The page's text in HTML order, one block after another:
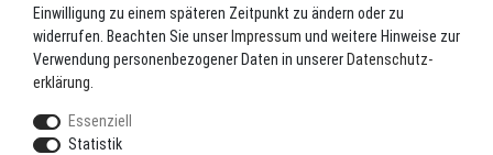
Angel-Zubehör
Bekleidung
Camping
Markenshop
Einwilligung zu einem späteren Zeitpunkt zu ändern oder zu
widerrufen. Beachten Sie unser Impressum und weitere Hinweise zur
Verwendung personenbezogener Daten in unserer Daten­schutz­
erklärung
Essenziell
Statistik